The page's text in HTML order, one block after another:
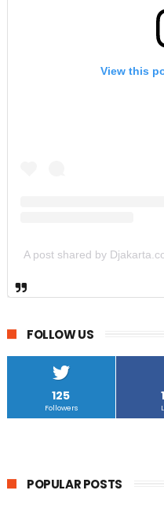
View this
A post shared by
FOLLOW US
125
Followers
POPULAR POSTS